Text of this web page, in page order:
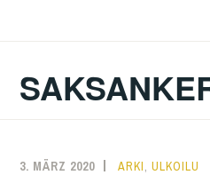
3. MÄRZ 2020 KAREN
ARKI ,ULKOILU